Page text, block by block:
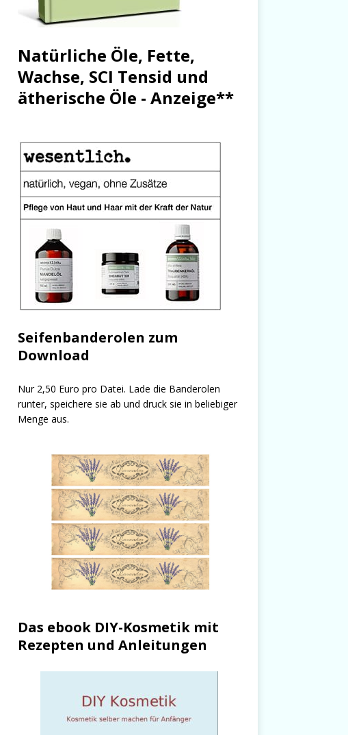
Natürliche Öle, Fette,
Wachse, SCI Tensid und
ätherische Öle - Anzeige**
Seifenbanderolen zum
Download
Nur 2,50 Euro pro Datei. Lade die Banderolen
runter, speichere sie ab und druck sie in beliebiger
Menge aus.
Das ebook DIY-Kosmetik mit
Rezepten und Anleitungen